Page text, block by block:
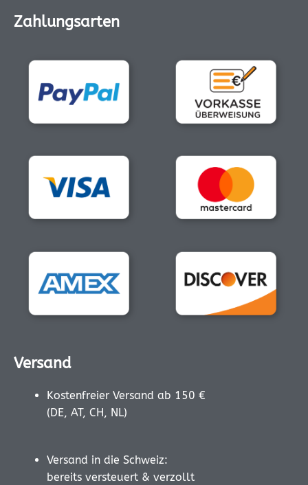
Zahlungsarten
Versand
Kostenfreier Versand ab 150 €
(DE, AT, CH, NL)
Versand in die Schweiz:
bereits versteuert & verzollt